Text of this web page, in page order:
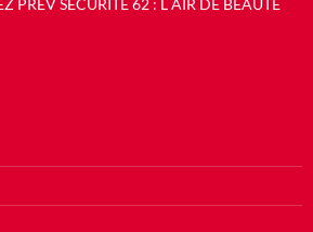
PREV SECURITE 62 : L AIR DE BEAUTE